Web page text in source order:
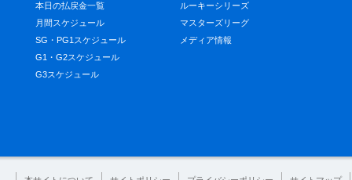
本日の払戻金一覧
月間スケジュール
SG・PG1スケジュール
G1・G2スケジュール
G3スケジュール
ルーキーシリーズ
マスターズリーグ
メディア情報